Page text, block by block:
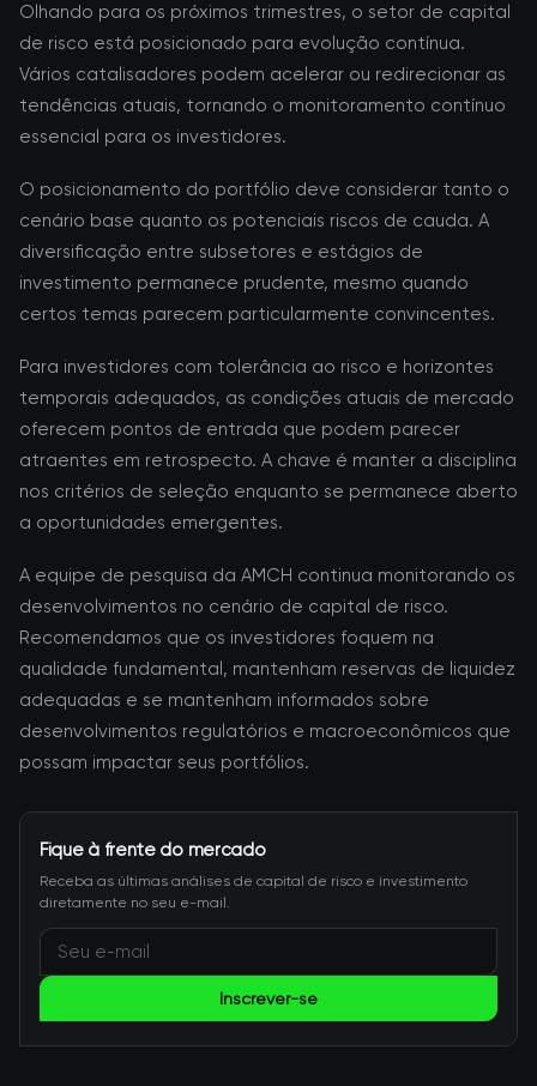
Olhando para os próximos trimestres, o setor de capital
de risco está posicionado para evolução contínua.
Vários catalisadores podem acelerar ou redirecionar as
tendências atuais, tornando o monitoramento contínuo
essencial para os investidores.
O posicionamento do portfólio deve considerar tanto o
cenário base quanto os potenciais riscos de cauda. A
diversificação entre subsetores e estágios de
investimento permanece prudente, mesmo quando
certos temas parecem particularmente convincentes.
Para investidores com tolerância ao risco e horizontes
temporais adequados, as condições atuais de mercado
oferecem pontos de entrada que podem parecer
atraentes em retrospecto. A chave é manter a disciplina
nos critérios de seleção enquanto se permanece aberto
a oportunidades emergentes.
A equipe de pesquisa da AMCH continua monitorando os
desenvolvimentos no cenário de capital de risco.
Recomendamos que os investidores foquem na
qualidade fundamental, mantenham reservas de liquidez
adequadas e se mantenham informados sobre
desenvolvimentos regulatórios e macroeconômicos que
possam impactar seus portfólios.
Fique à frente do mercado
Receba as últimas análises de capital de risco e investimento
diretamente no seu e-mail.
Inscrever-se